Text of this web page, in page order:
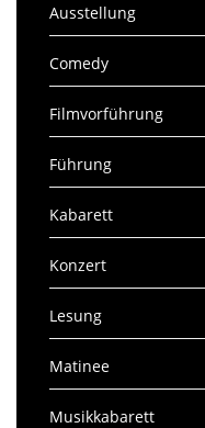
Ausstellung
Comedy
Filmvorführung
Führung
Kabarett
Konzert
Lesung
Matinee
Musikkabarett